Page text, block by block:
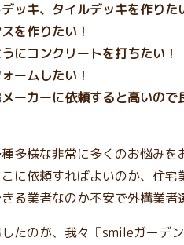
ッキ、タイルデッキを作りた
を作りたい！
にコンクリートを打ちたい！
ームしたい！
ーカーに依頼すると高いので
多様な非常に多くのお悩みを
に依頼すればよいのか、住
る業者なのか不安で外構業者
たのが、我々『smileガーデン